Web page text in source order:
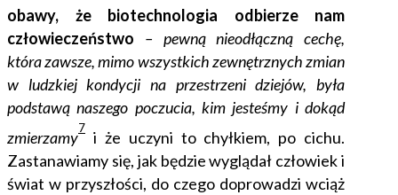
obawy, że biotechnologia odbierze nam
człowieczeństwo – pewną nieodłączną cechę,
która zawsze, mimo wszystkich zewnętrznych zmian
w ludzkiej kondycji na przestrzeni dziejów, była
podstawą naszego poczucia, kim jesteśmy i dokąd
zmierzamy
7
i że uczyni to chyłkiem, po cichu.
Zastanawiamy się, jak będzie wyglądał człowiek i
świat w przyszłości, do czego doprowadzi wciąż